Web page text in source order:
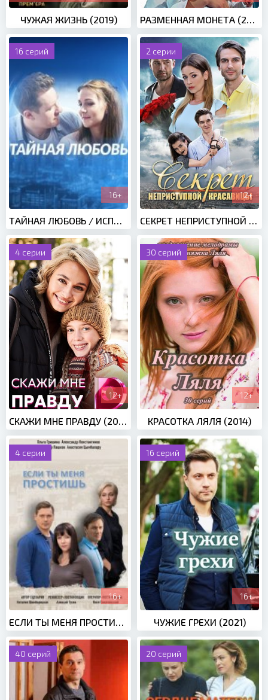
ЧУЖАЯ ЖИЗНЬ (2019) РАЗМЕННАЯ МОНЕТА (2020)
16 серий
16+
2 серии
12+
4 серии
12+
СКАЖИ МНЕ ПРАВДУ (2021)
30 серий
12+
КРАСОТКА ЛЯЛЯ (2014)
4 серии
16+
16 серий
16+
ЧУЖИЕ ГРЕХИ (2021)
40 серий 20 серий